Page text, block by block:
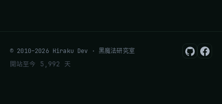
© 2010–2026 Hiraku Dev · 黑魔法研究室
開站至今 5,992 天